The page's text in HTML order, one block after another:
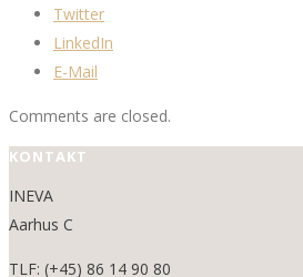
Twitter
LinkedIn
E-Mail
Comments are closed.
KONTAKT
INEVA
Aarhus C
TLF: (+45) 86 14 90 80